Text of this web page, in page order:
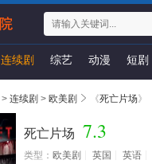
连续剧 综艺 动漫 短剧
> 连续剧 > 欧美剧 《死亡片场》
死亡片场 7.3
类型： 欧美剧 英国 英语